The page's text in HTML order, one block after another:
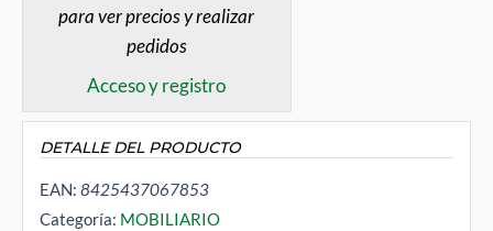
para ver precios y realizar
pedidos
Acceso y registro
DETALLE DEL PRODUCTO
EAN: 8425437067853
Categoría: MOBILIARIO